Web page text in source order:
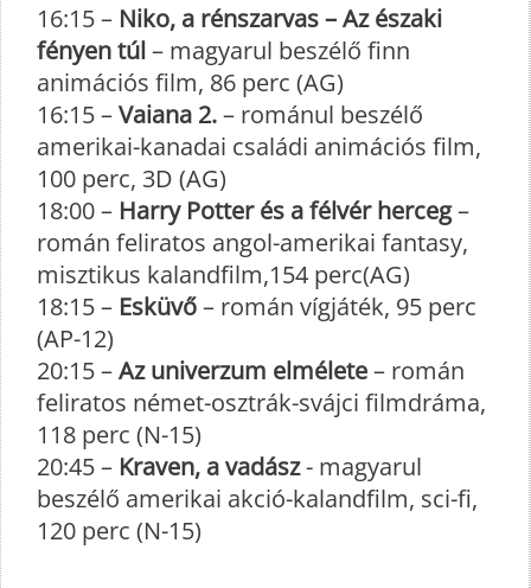
16:15 – Niko, a rénszarvas – Az északi
fényen túl– magyarul beszélő finn
animációs film, 86 perc (AG)
16:15 –Vaiana 2.– románul beszélő
amerikai-kanadai családi animációs film,
100 perc, 3D (AG)
18:00 – Harry Potter és a félvér herceg–
román feliratos angol-amerikai fantasy,
misztikus kalandfilm,154 perc(AG)
18:15 – Esküvő– román vígjáték, 95 perc
(AP-12)
20:15 –Az univerzum elmélete– román
feliratos német-osztrák-svájci filmdráma,
118 perc (N-15)
20:45 – Kraven, a vadász- magyarul
beszélő amerikai akció-kalandfilm, sci-fi,
120 perc (N-15)